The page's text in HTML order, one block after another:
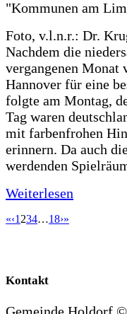
Foto, v.l.n.r.: Dr.
Nachdem die
vergangenen Monat
Hannover für eine
folgte am Montag,
Tag waren
mit farbenfrohen
erinnern. Da auch
werdenden
Weiterlesen
«‹1 234…18›»
Kontakt